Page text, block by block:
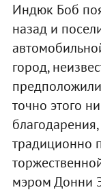
Индюк Боб
назад и
город,
точно этого
традиционно
мэром Донни